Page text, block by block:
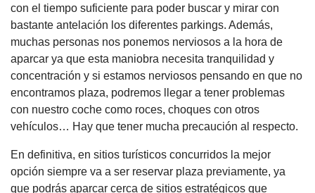
con el tiempo suficiente para poder buscar y mirar con
bastante antelación los diferentes parkings. Además,
muchas personas nos ponemos nerviosos a la hora de
aparcar ya que esta maniobra necesita tranquilidad y
concentración y si estamos nerviosos pensando en que no
encontramos plaza, podremos llegar a tener problemas
con nuestro coche como roces, choques con otros
vehículos… Hay que tener mucha precaución al respecto.
En definitiva, en sitios turísticos concurridos la mejor
opción siempre va a ser reservar plaza previamente, ya
que podrás aparcar cerca de sitios estratégicos que